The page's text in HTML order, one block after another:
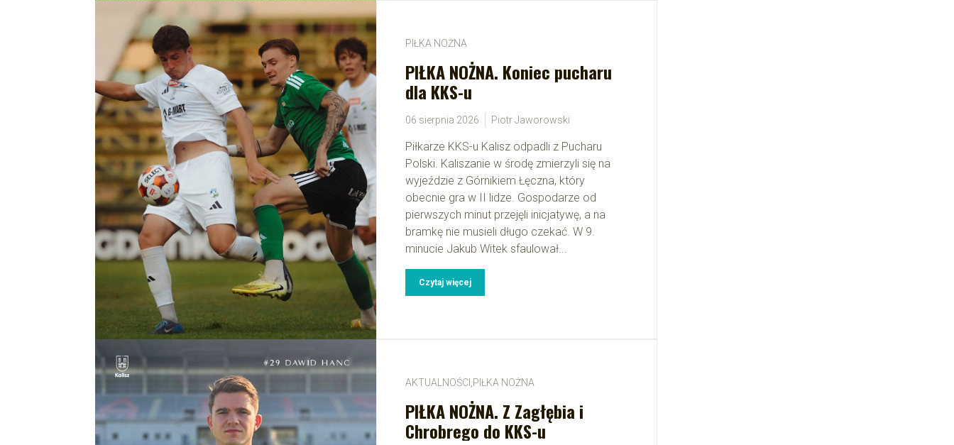
PIŁKA NOŻNA
PIŁKA NOŻNA. Koniec pucharu
dla KKS-u
06 sierpnia 2026 Piotr Jaworowski
Piłkarze KKS-u Kalisz odpadli z Pucharu
Polski. Kaliszanie w środę zmierzyli się na
wyjeździe z Górnikiem Łęczna, który
obecnie gra w II lidze. Gospodarze od
pierwszych minut przejęli inicjatywę, a na
bramkę nie musieli długo czekać. W 9.
minucie Jakub Witek sfaulował...
Czytaj więcej
AKTUALNOŚCI ,PIŁKA NOŻNA
PIŁKA NOŻNA. Z Zagłębia i
Chrobrego do KKS-u